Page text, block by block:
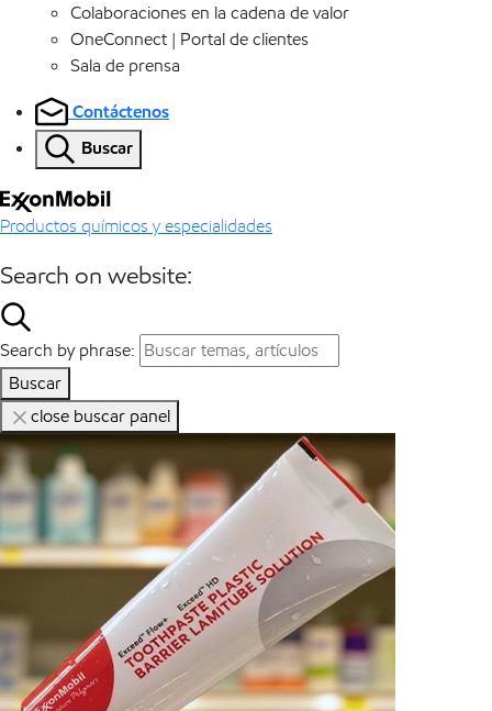
Colaboraciones en la cadena de valor
OneConnect | Portal de clientes
Sala de prensa
Contáctenos
Buscar
Productos químicos y especialidades
Search on website:
Search by phrase:
Buscar
close buscar panel